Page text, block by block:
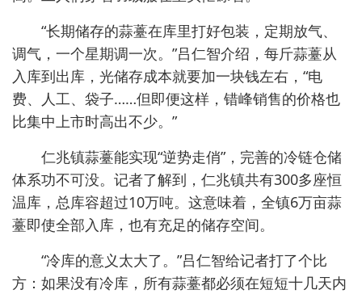
“长期储存的蒜薹在库里打好包装，定期放气、
调气，一个星期调一次。”吕仁智介绍，每斤蒜薹从
入库到出库，光储存成本就要加一块钱左右，“电
费、人工、袋子……但即便这样，错峰销售的价格也
比集中上市时高出不少。”
仁兆镇蒜薹能实现“逆势走俏”，完善的冷链仓储
体系功不可没。记者了解到，仁兆镇共有300多座恒
温库，总库容超过10万吨。这意味着，全镇6万亩蒜
薹即使全部入库，也有充足的储存空间。
“冷库的意义太大了。”吕仁智给记者打了个比
方：如果没有冷库，所有蒜薹都必须在短短十几天内